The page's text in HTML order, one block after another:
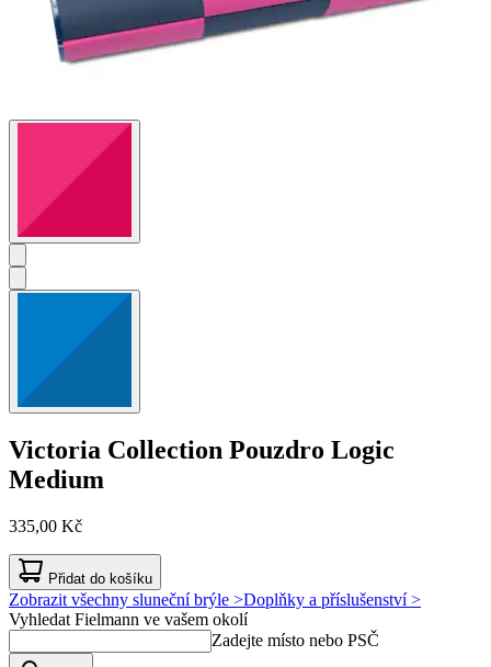
Victoria Collection Pouzdro Logic
Medium
335,00 Kč
Přidat do košíku
Zobrazit všechny sluneční brýle >Doplňky a příslušenství >
Vyhledat Fielmann ve vašem okolí
Zadejte místo nebo PSČ